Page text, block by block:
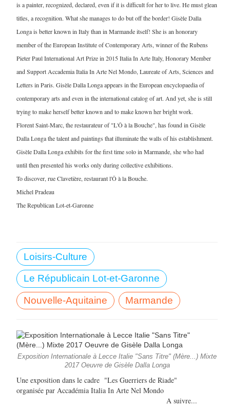
is a painter, recognized, declared, even if it is difficult for her to live. He must glean
titles, a recognition. What she manages to do but off the border! Gisèle Dalla
Longa is better known in Italy than in Marmande itself! She is an honorary
member of the European Institute of Contemporary Arts, winner of the Rubens
Pieter Paul International Art Prize in 2015 Italia In Arte Italy, Honorary Member
and Support Accademia Italia In Arte Nel Mondo, Laureate of Arts, Sciences and
Letters in Paris. Gisèle Dalla Longa appears in the European encyclopaedia of
contemporary arts and even in the international catalog of art. And yet, she is still
trying to make herself better known and to make known her bright work.
Florent Saint-Marc, the restaurateur of "L'Ô à la Bouche", has found in Gisèle
Dalla Longa the talent and paintings that illuminate the walls of his establishment.
Gisèle Dalla Longa exhibits for the first time solo in Marmande, she who had
until then presented his works only during collective exhibitions.
To discover, rue Clavetière, restaurant l'Ô à la Bouche.
Michel Pradeau
The Republican Lot-et-Garonne
Loisirs-Culture
Le Républicain Lot-et-Garonne
Nouvelle-Aquitaine Marmande
Exposition Internationale à Lecce Italie "Sans Titre" (Mère...) Mixte
2017 Oeuvre de Gisèle Dalla Longa
Une exposition dans le cadre "Les Guerriers de Riade"
organisée par Accadémia Italia In Arte Nel Mondo
A suivre...